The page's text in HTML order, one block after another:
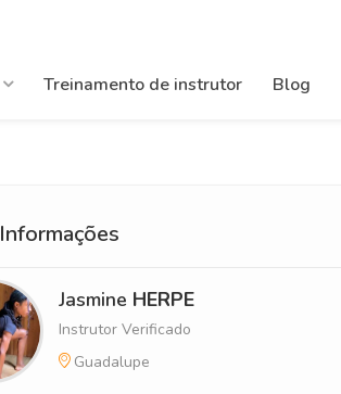
Treinamento de instrutor Blog
Informações
Jasmine HERPE
Instrutor Verificado
Guadalupe